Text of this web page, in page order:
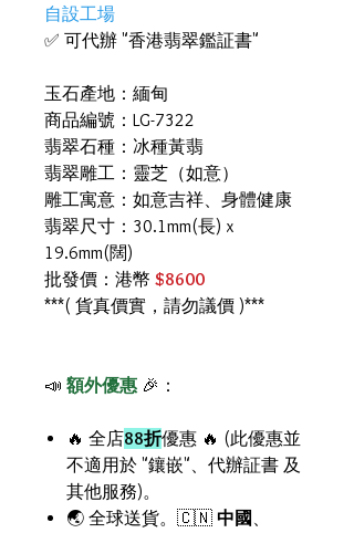
自設工場
✅ 可代辦 "香港翡翠鑑証書"
玉石產地：緬甸
商品編號：LG-7322
翡翠石種：冰種黃翡
翡翠雕工：靈芝（如意）
雕工寓意：如意吉祥、身體健康
翡翠尺寸：30.1mm(長) x
19.6mm(闊)
批發價：港幣 $8600
***( 貨真價實，請勿議價 )***
📣 額外優惠 🎉：
🔥 全店88折優惠 🔥 (此優惠並
不適用於 "鑲嵌"、代辦証書 及
其他服務)。
🌏 全球送貨。🇨🇳 中國 、